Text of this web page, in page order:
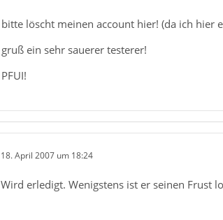
bitte löscht meinen account hier! (da ich hier
gruß ein sehr sauerer testerer!
PFUI!
18. April 2007 um 18:24
Wird erledigt. Wenigstens ist er seinen Frust